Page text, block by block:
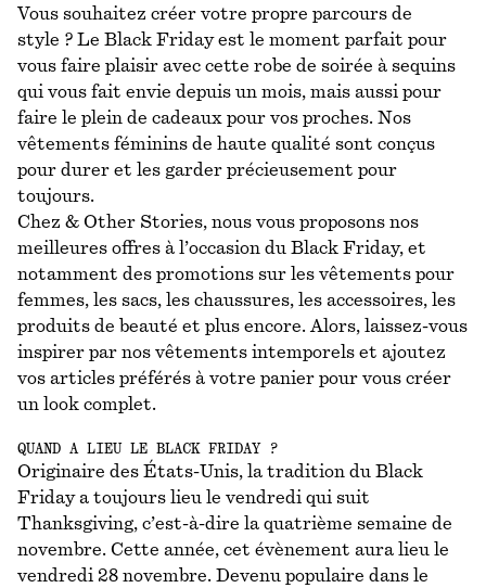
Vous souhaitez créer votre propre parcours de
style ? Le Black Friday est le moment parfait pour
vous faire plaisir avec cette robe de soirée à sequins
qui vous fait envie depuis un mois, mais aussi pour
faire le plein de cadeaux pour vos proches. Nos
vêtements féminins de haute qualité sont conçus
pour durer et les garder précieusement pour
toujours.
Chez & Other Stories, nous vous proposons nos
meilleures offres à l’occasion du Black Friday, et
notamment des promotions sur les vêtements pour
femmes, les sacs, les chaussures, les accessoires, les
produits de beauté et plus encore. Alors, laissez-vous
inspirer par nos vêtements intemporels et ajoutez
vos articles préférés à votre panier pour vous créer
un look complet.
QUAND A LIEU LE BLACK FRIDAY ?
Originaire des États-Unis, la tradition du Black
Friday a toujours lieu le vendredi qui suit
Thanksgiving, c’est-à-dire la quatrième semaine de
novembre. Cette année, cet évènement aura lieu le
vendredi 28 novembre. Devenu populaire dans le